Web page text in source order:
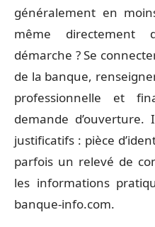
généralement en
même directement
démarche ? Se
de la banque,
professionnelle et
demande
justificatifs : pièce
parfois un relevé de
les informations
banque-info.com.